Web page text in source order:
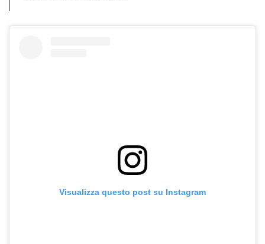
Visualizza questo post su Instagram